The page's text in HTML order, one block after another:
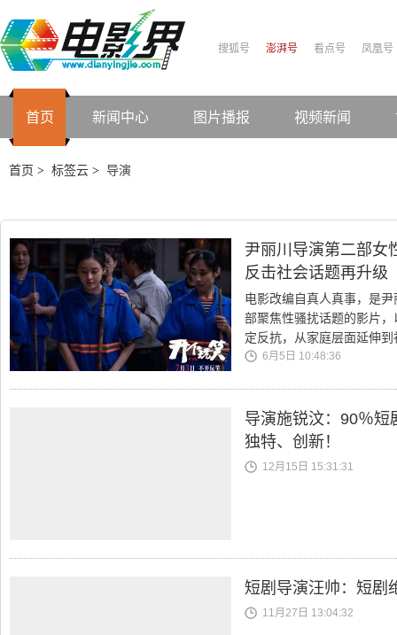
搜狐号 澎湃号 看点号 凤凰号
首页 新闻中心 图片播报 视频新闻
首页 > 标签云 > 导演
尹丽川导演第二部女
反击社会话题再升级
电影改编自真人真事，是
部聚焦性骚扰话题的影片
定反抗，从家庭层面延伸
6月5日 10:48:36
导演施锐汶：90％短
独特、创新！
12月15日 15:31:31
短剧导演汪帅：短剧
11月27日 13:04:32